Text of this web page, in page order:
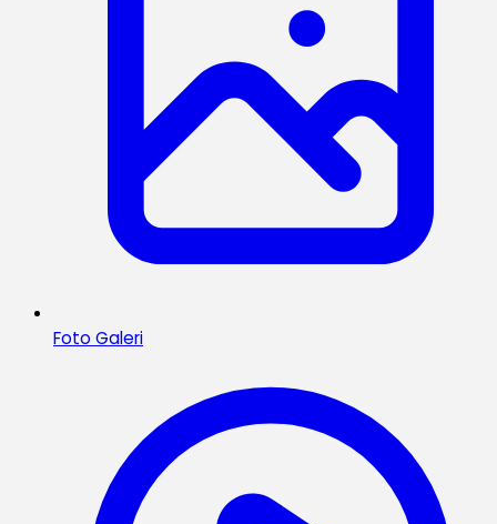
Foto Galeri